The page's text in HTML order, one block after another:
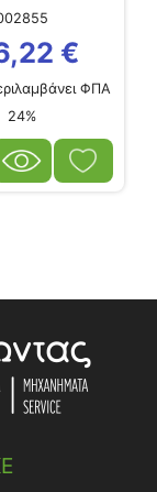
0,30Μ
HR 300m
€
ΦΠΑ
24%